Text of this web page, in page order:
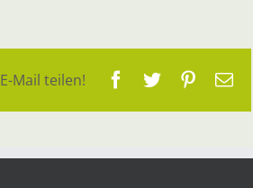
Mail teilen! Facebook
TwitterPinterest
E-